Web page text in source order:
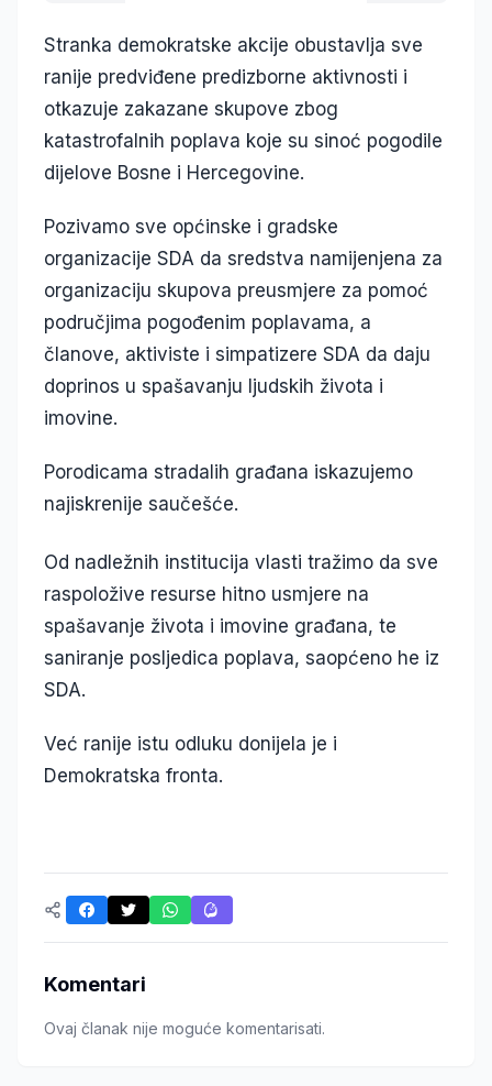
Stranka demokratske akcije obustavlja sve
ranije predviđene predizborne aktivnosti i
otkazuje zakazane skupove zbog
katastrofalnih poplava koje su sinoć pogodile
dijelove Bosne i Hercegovine.
Pozivamo sve općinske i gradske
organizacije SDA da sredstva namijenjena za
organizaciju skupova preusmjere za pomoć
područjima pogođenim poplavama, a
članove, aktiviste i simpatizere SDA da daju
doprinos u spašavanju ljudskih života i
imovine.
Porodicama stradalih građana iskazujemo
najiskrenije saučešće.
Od nadležnih institucija vlasti tražimo da sve
raspoložive resurse hitno usmjere na
spašavanje života i imovine građana, te
saniranje posljedica poplava, saopćeno he iz
SDA.
Već ranije istu odluku donijela je i
Demokratska fronta.
Komentari
Ovaj članak nije moguće komentarisati.